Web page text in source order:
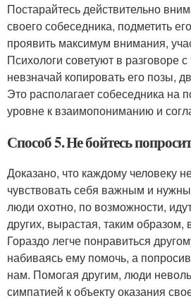
Постарайтесь действительно
своего собеседника, подметить
проявить максимум внимания,
Психологи советуют в разговоре
невзначай копировать его позы,
Это располагает собеседника на
уровне к взаимопониманию и
Способ 5. Не бойтесь
Доказано, что каждому человеку
чувствовать себя важным и
люди охотно, по возможности,
других, вырастая, таким образом,
Гораздо легче понравиться
набиваясь ему помочь, а
нам. Помогая другим, люди
симпатией к объекту оказания